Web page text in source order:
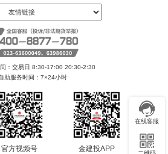
在线客服
间：交易日 8:30-17:00 20:30-2:30
助服务时间：7×24小时
官方视频号 金建投APP